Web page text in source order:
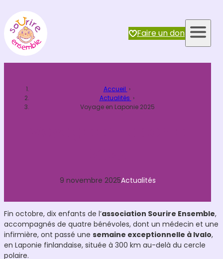
contenu
Faire un don
Accueil ›
Actualités ›
Voyage en Laponie 2025
9 novembre 2025Actualités
Fin octobre, dix enfants de l’association Sourire Ensemble,
accompagnés de quatre bénévoles, dont un médecin et une
infirmière, ont passé une semaine exceptionnelle à Ivalo,
en Laponie finlandaise, située à 300 km au-delà du cercle
polaire.